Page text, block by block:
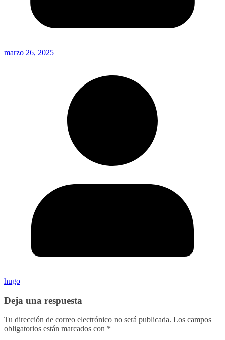
marzo 26, 2025
hugo
Deja una respuesta
Tu dirección de correo electrónico no será publicada. Los campos
obligatorios están marcados con *